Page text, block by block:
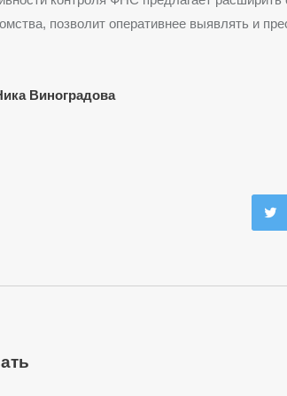
позволит оперативнее выявлять и
Виноградова